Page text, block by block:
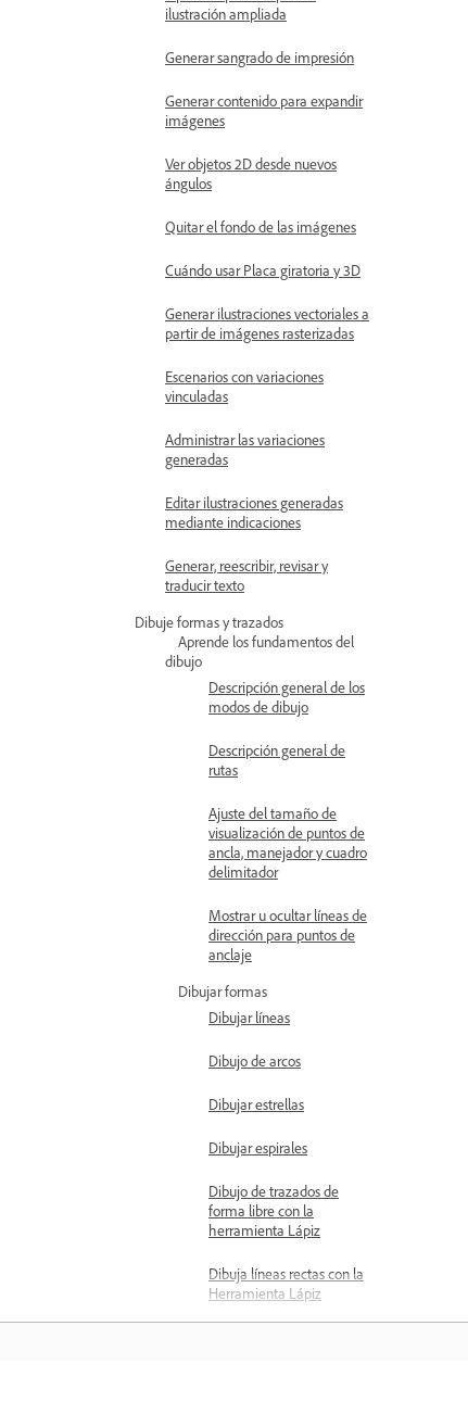
ilustración ampliada
Generar sangrado de impresión
Generar contenido para expandir
imágenes
Ver objetos 2D desde nuevos
ángulos
Quitar el fondo de las imágenes
Cuándo usar Placa giratoria y 3D
Generar ilustraciones vectoriales a
partir de imágenes rasterizadas
Escenarios con variaciones
vinculadas
Administrar las variaciones
generadas
Editar ilustraciones generadas
mediante indicaciones
Generar, reescribir, revisar y
traducir texto
Dibuje formas y trazados
Aprende los fundamentos del
dibujo
Descripción general de los
modos de dibujo
Descripción general de
rutas
Ajuste del tamaño de
visualización de puntos de
ancla, manejador y cuadro
delimitador
Mostrar u ocultar líneas de
dirección para puntos de
anclaje
Dibujar formas
Dibujar líneas
Dibujo de arcos
Dibujar estrellas
Dibujar espirales
Dibujo de trazados de
forma libre con la
herramienta Lápiz
Dibuja líneas rectas con la
Herramienta Lápiz